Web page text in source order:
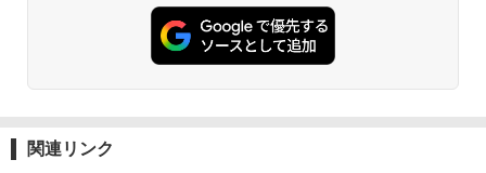
￥2,479
PYKES PEAK (パイクスピーク) 着替えテン
ト プライバシー テント 【中が透けない】 1
人用 折りたたみ 防災グッズ 災害用トイレ ビ
ーチ ピクニック ポップアップテント 携帯 簡
コンパクト 保冷力長持ち
￥2,980
関連リンク